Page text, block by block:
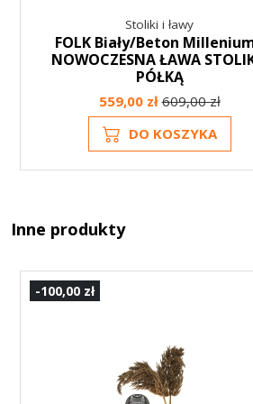
Stoliki i ławy
FOLK Biały/Beton
NOWOCZESNA ŁAWA
PÓŁKĄ
559,00 zł609,00 zł
DO KOSZYKA
Inne produkty
-100,00 zł